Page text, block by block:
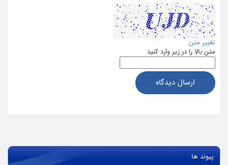
تغییر متن
متن بالا را در زیر وارد کنید
ارسال دیدگاه
پیوند ها